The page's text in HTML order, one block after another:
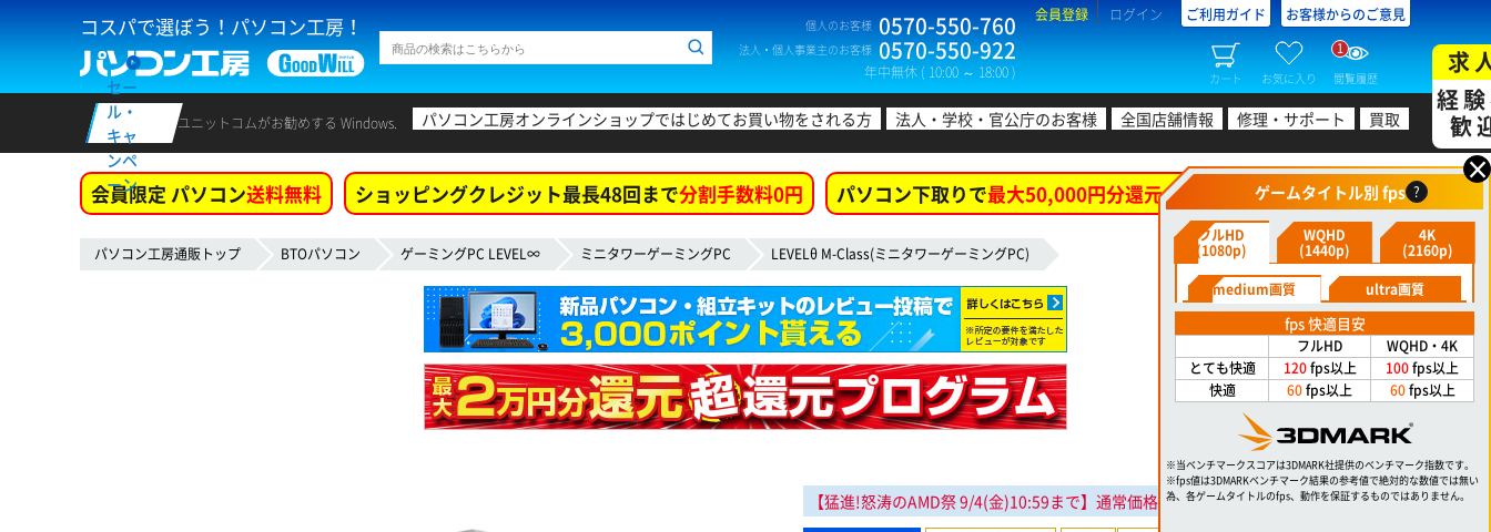
コスパで選ぼう！パソコン工房！ 個人のお客様 0570-550-760
法人・個人事業主のお客様 0570-550-922
年中無休 ( 10:00 ～ 18:00 )
会員登録 ログイン ご利用ガイド お客様からのご意見
カート お気に入り 閲覧履歴
1
セー
ル・
キャ
ンペ
ーン
ユニットコムがお勧めする Windows. パソコン工房オンラインショップではじめてお買い物をされる方 法人・学校・官公庁のお客様 全国店舗情報 修理・サポート 買取
求
経
歓
会員限定 パソコン送料無料 ショッピングクレジット最長48回まで分割手数料0円 パソコン下取りで最大50,000円分還元！
パソコン工房通販トップ BTOパソコン ゲーミングPC LEVEL∞ ミニタワーゲーミングPC LEVELθ M-Class(ミニタワーゲーミングPC)
【猛進!怒涛のAMD祭9/4(金)10:59まで】通常価格より10,000円引き!
×
ゲームタイトル別 fps ?
フルHD
(1080p)
WQHD
(1440p)
4K
(2160p)
medium画質
ultra画質
fps 快適目安
フルHD
WQHD・4K
とても快適
120fps以上 100fps以上
快適
60fps以上 60fps以上
※当ベンチマークスコアは3DMARK社提供のベンチマーク指数です。
※fps値は3DMARKベンチマーク結果の参考値で絶対的な数値では無い
為、各ゲームタイトルのfps、動作を保証するものではありません。